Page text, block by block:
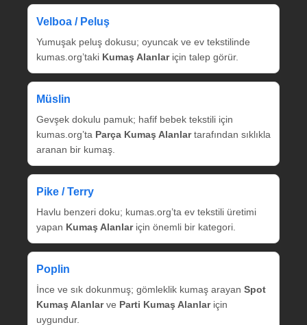
Velboa / Peluş
Yumuşak peluş dokusu; oyuncak ve ev tekstilinde
kumas.org’taki Kumaş Alanlariçin talep görür.
Müslin
Gevşek dokulu pamuk; hafif bebek tekstili için
kumas.org’ta Parça Kumaş Alanlartarafından sıklıkla
aranan bir kumaş.
Pike / Terry
Havlu benzeri doku; kumas.org’ta ev tekstili üretimi
yapan Kumaş Alanlariçin önemli bir kategori.
Poplin
İnce ve sık dokunmuş; gömleklik kumaş arayan Spot
Kumaş Alanlarve Parti Kumaş Alanlariçin
uygundur.